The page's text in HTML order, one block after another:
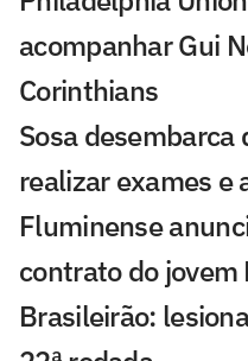
acompanhar Gui
Corinthians
Sosa desembarca
realizar exames e
Fluminense
contrato do jovem
Brasileirão: